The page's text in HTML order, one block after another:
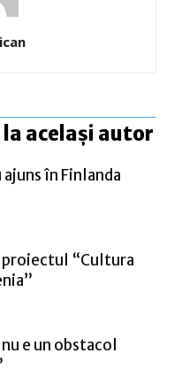
la același autor
în Finlanda
proiectul “Cultura
e un obstacol